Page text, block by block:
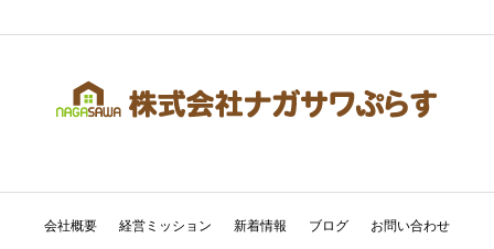
会社概要 経営ミッション 新着情報 ブログ お問い合わせ